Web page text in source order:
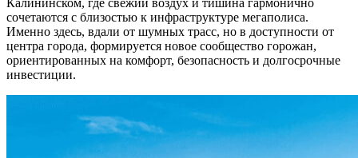
сочетаются с близостью к инфраструктуре мегаполиса.
Именно здесь, вдали от шумных трасс, но в доступности от
центра города, формируется новое сообщество горожан,
ориентированных на комфорт, безопасность и долгосрочные
инвестиции.